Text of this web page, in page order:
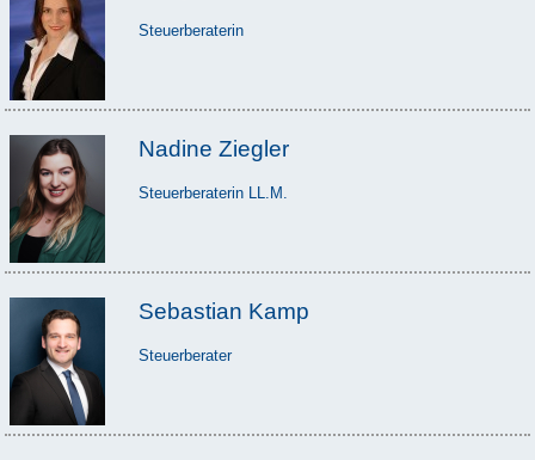
Steuerberaterin
Nadine Ziegler
Steuerberaterin LL.M.
Sebastian Kamp
Steuerberater